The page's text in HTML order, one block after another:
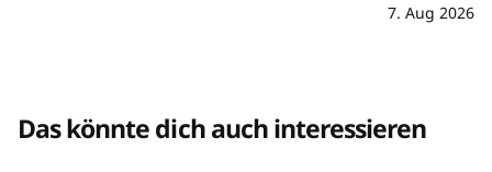
7. Aug 2026
Das könnte dich auch interessieren